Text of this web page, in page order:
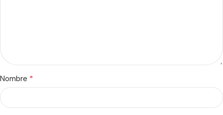
Nombre *